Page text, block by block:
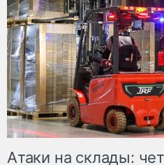
Атаки на склады: